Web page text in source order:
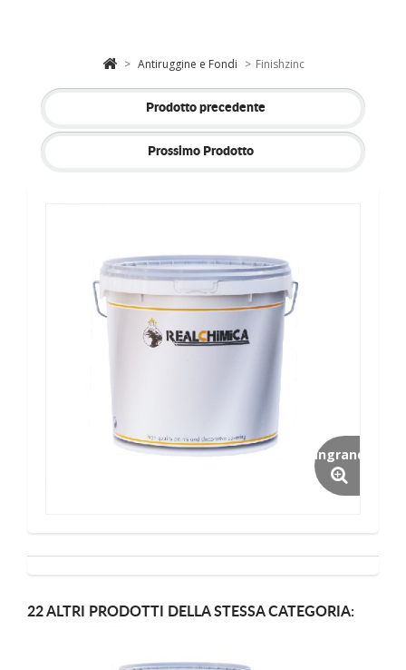
> Antiruggine e Fondi > Finishzinc
Prodotto precedente
Prossimo Prodotto
Ingrandisci
22 ALTRI PRODOTTI DELLA STESSA CATEGORIA: